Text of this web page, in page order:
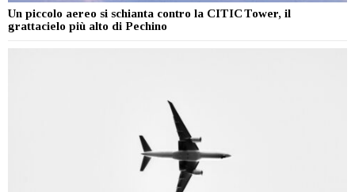
Un piccolo aereo si schianta contro la CITIC Tower, il
grattacielo più alto di Pechino